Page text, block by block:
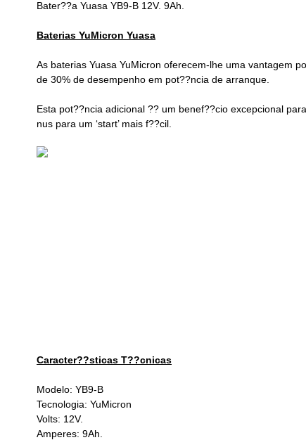
Bater??a Yuasa YB9-B 12V. 9Ah.
Baterias YuMicron Yuasa
As baterias Yuasa YuMicron oferecem-lhe uma vantagem
de 30% de desempenho em pot??ncia de arranque.
Esta pot??ncia adicional ?? um benef??cio excepcional
nus para um ‘start’ mais f??cil.
Caracter??sticas T??cnicas
Modelo: YB9-B
Tecnologia: YuMicron
Volts: 12V.
Amperes: 9Ah.